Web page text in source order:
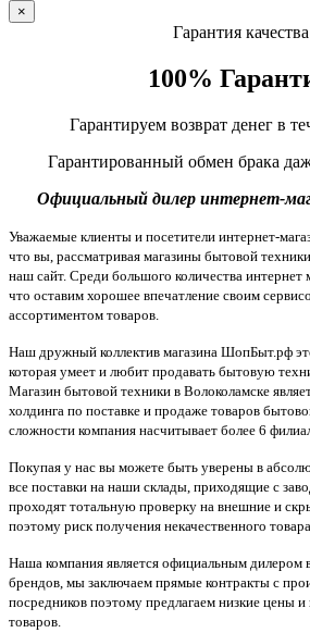
×
Гарантия
100%
Гарантируем возврат денег в
Гарантированный обмен брака
Официальный дилер интернет-
Уважаемые клиенты и посетители интернет-
что вы, рассматривая магазины бытовой
наш сайт. Среди большого количества интернет
что оставим хорошее впечатление своим
ассортиментом товаров.
Наш дружный коллектив магазина ШопБыт.рф
которая умеет и любит продавать бытовую
Магазин бытовой техники в Волоколамске
холдинга по поставке и продаже товаров
сложности компания насчитывает более 6
Покупая у нас вы можете быть уверены в
все поставки на наши склады, приходящие с
проходят тотальную проверку на внешние и
поэтому риск получения некачественного
Наша компания является официальным дилером
брендов, мы заключаем прямые контракты с
посредников поэтому предлагаем низкие цены
товаров.